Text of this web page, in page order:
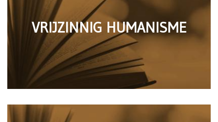
VRIJZINNIG HUMANISME